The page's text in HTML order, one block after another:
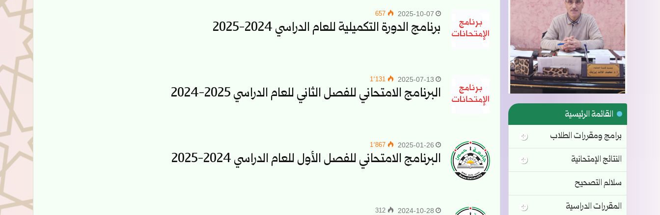
2025-10-07
برنامج الدورة التكميلية للعام الدراسي 2024-2025
2025-07-13
البرنامج الامتحاني للفصل الثاني للعام الدراسي 2025-2024
2025-01-26
البرنامج الامتحاني للفصل الأول للعام الدراسي 2024-2025
2024-10-28
القائمة الرئيسية
برامج ومقررات الطلاب
النتائج الإمتحانية
سلالم التصحيح
المقررات الدراسية